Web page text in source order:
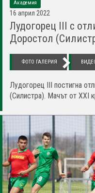
Академия
16 април 2022
Лудогорец III с
Доростол
ФОТО ГАЛЕРИЯ
Лудогорец III постигна
(Силистра). Мачът от XXI